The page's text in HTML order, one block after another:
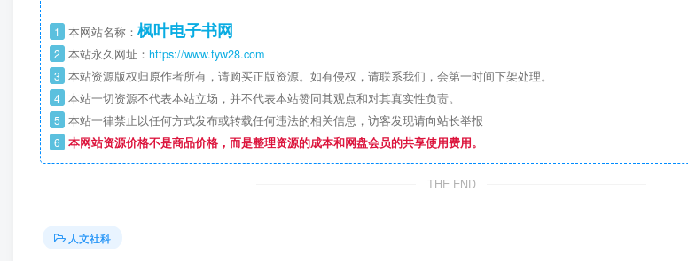
1 本网站名称： 枫叶电子书网
2 本站永久网址： https://www.fyw28.com
3 本站资源版权归原作者所有，请购买正版资源。如有侵权，请联系我们，会第一时间下架处理。
4 本站一切资源不代表本站立场，并不代表本站赞同其观点和对其真实性负责。
5 本站一律禁止以任何方式发布或转载任何违法的相关信息，访客发现请向站长举报
6 本网站资源价格不是商品价格，而是整理资源的成本和网盘会员的共享使用费用。
THE END
人文社科